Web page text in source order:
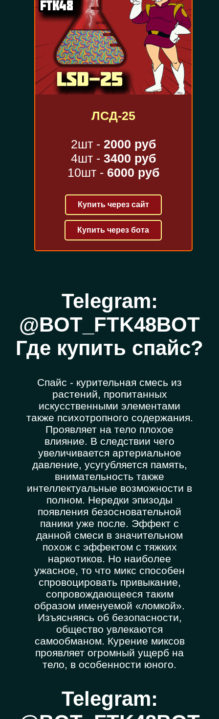
ЛСД-25
2шт - 2000 руб
4шт - 3400 руб
10шт - 6000 руб
Купить через сайт
Купить через бота
Telegram:
@BOT_FTK48BOT
Где купить спайс?
Спайс - курительная смесь из
растений, пропитанных
искусственными элементами
также психотропного содержания.
Проявляет на тело плохое
влияние. В следствии чего
увеличивается артериальное
давление, усугубляется память,
внимательность также
интеллектуальные возможности в
полном. Нередки эпизоды
появления безосновательной
паники уже после. Эффект с
данной смеси в значительном
похож с эффектом с тяжких
наркотиков. Но наиболее
ужасное, то что микс способен
спровоцировать привыкание,
сопровождающееся таким
образом именуемой «ломкой».
Изъясняясь об безопасности,
общество увлекаются
самообманом. Курение миксов
проявляет огромный ущерб на
тело, в особенности юного.
Telegram: